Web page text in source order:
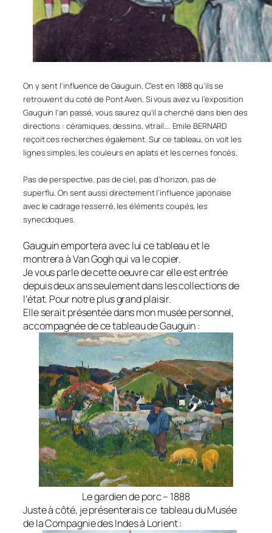
On y sent l’influence de Gauguin. C’est en 1888 qu’ils se
retrouvent du coté de Pont Aven. Si vous avez vu l’exposition
Gauguin l’an passé, vous saurez qu’il a cherché dans bien des
directions : céramiques, dessins, vitrail…. Emile BERNARD
reçoit ces recherches également. Sur ce tableau, on voit les
lignes simples, les couleurs en aplats et les cernes foncés.
Pas de perspective, pas de ciel, pas d’horizon, pas de
superflu. On sent aussi directement l’influence japonaise
avec le cadrage resserré, les éléments coupés, les
synecdoques.
Gauguin emportera avec lui ce tableau et le
montrera à Van Gogh qui va le copier.
Je vous parle de cette oeuvre car elle est entrée
depuis deux ans seulement dans les collections de
l’état. Pour notre plus grand plaisir.
Elle serait présentée dans mon musée personnel,
accompagnée de ce tableau de Gauguin :
Le gardien de porc – 1888
Juste à côté, je présenterais ce tableau du Musée
de la Compagnie des Indes à Lorient :